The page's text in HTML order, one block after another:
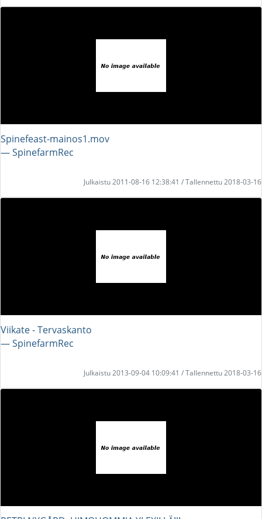
Spinefeast-mainos1.mov
― SpinefarmRec
Julkaistu 2011-08-16 12:38:41 / Tallennettu 2018-03-16
Viikate - Tervaskanto
― SpinefarmRec
Julkaistu 2013-09-04 10:09:41 / Tallennettu 2018-03-16